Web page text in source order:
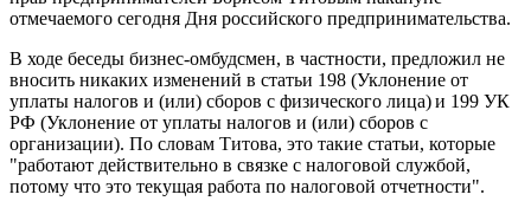
отмечаемого сегодня Дня российского предпринимательства.
В ходе беседы бизнес-омбудсмен, в частности, предложил не
вносить никаких изменений в статьи 198 (Уклонение от
уплаты налогов и (или) сборов с физического лица)и 199 УК
РФ (Уклонение от уплаты налогов и (или) сборов с
организации). По словам Титова, это такие статьи, которые
"работают действительно в связке с налоговой службой,
потому что это текущая работа по налоговой отчетности".